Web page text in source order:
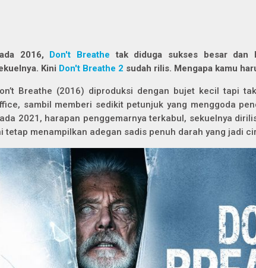
2016, Don't Breathe tak diduga sukses besar dan
Kini Don't Breathe 2 sudah rilis. Mengapa kamu
Breathe (2016) diproduksi dengan bujet kecil tapi
sambil memberi sedikit petunjuk yang menggoda
2021, harapan penggemarnya terkabul, sekuelnya
tetap menampilkan adegan sadis penuh darah yang jadi